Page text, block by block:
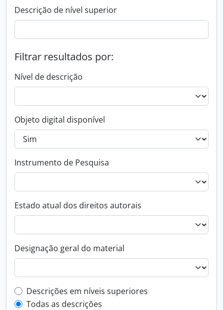
Descrição de nível superior
Filtrar resultados por:
Nível de descrição
Objeto digital disponível
Instrumento de Pesquisa
Estado atual dos direitos autorais
Designação geral do material
Filtro de descrição de nível superior
Descrições em níveis superiores
Todas as descrições